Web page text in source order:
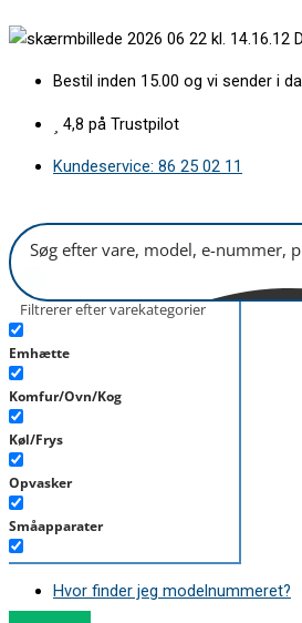
til
Bestil inden 15.00 og vi sender i
4,8 på Trustpilot
Kundeservice: 86 25 02 11
Filtrerer efter varekategorier
Emhætte
Komfur/Ovn/Kog
Køl/Frys
Opvasker
Småapparater
Støvsuger
Tørretumbler
Hvor finder jeg modelnummeret?
med
antal